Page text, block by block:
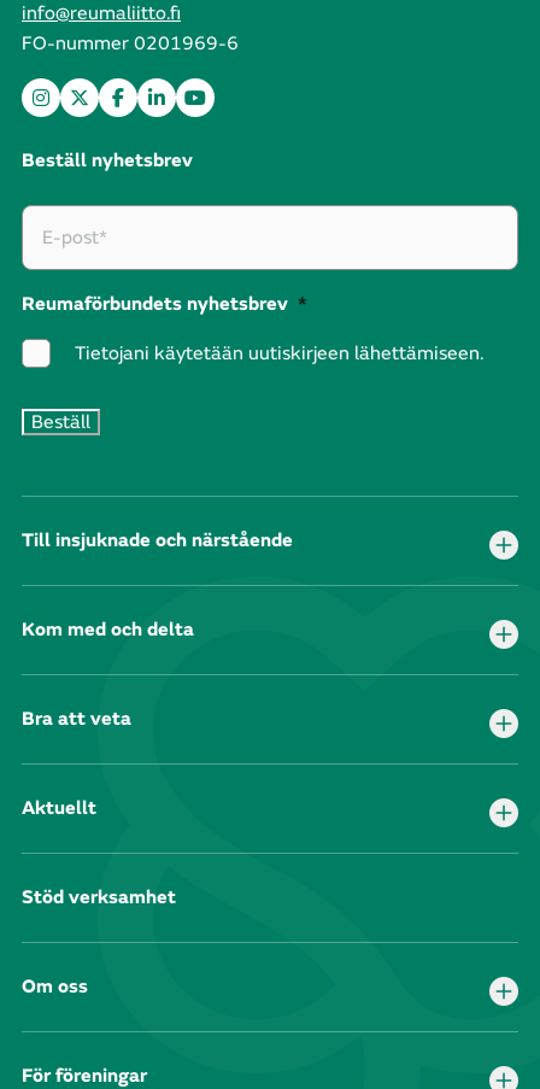
info@reumaliitto.fi
FO-nummer 0201969-6
Beställ nyhetsbrev
Reumaförbundets nyhetsbrev *
Tietojani käytetään uutiskirjeen lähettämiseen.
Till insjuknade och närstående
Kom med och delta
Bra att veta
Aktuellt
Stöd verksamhet
Om oss
För föreningar